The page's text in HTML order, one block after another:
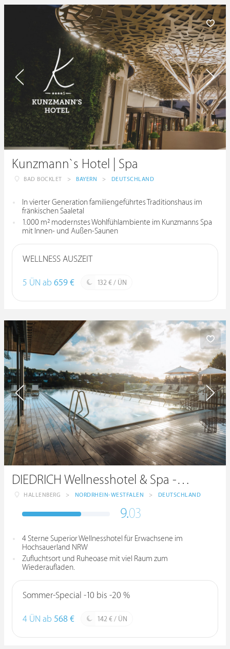
Kunzmann`s Hotel | Spa
BAD BOCKLET > BAYERN > DEUTSCHLAND
In vierter Generation familiengeführtes Traditionshaus im
fränkischen Saaletal
1.000 m² modernstes Wohlfühlambiente im Kunzmanns Spa
mit Innen- und Außen-Saunen
WELLNESS AUSZEIT
5 ÜN ab 659 € 132 € / ÜN
DIEDRICH Wellnesshotel & Spa - Hotel Diedrich OHG
HALLENBERG > NORDRHEIN-WESTFALEN > DEUTSCHLAND
9.03
4 Sterne Superior Wellnesshotel für Erwachsene im
Hochsauerland NRW
Zufluchtsort und Ruheoase mit viel Raum zum
Wiederaufladen.
Sommer-Special -10 bis -20 %
4 ÜN ab 568 € 142 € / ÜN